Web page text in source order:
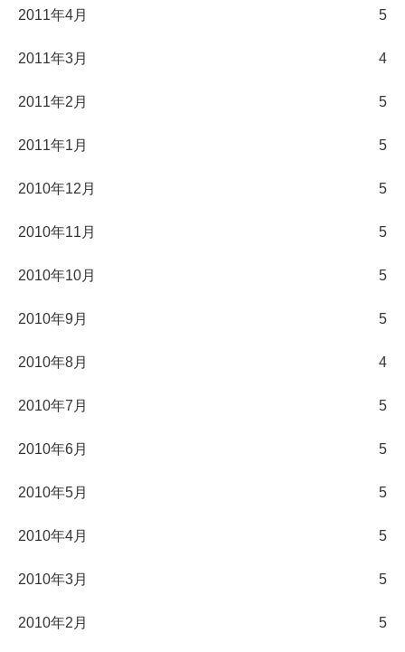
2011年4月 5
2011年3月 4
2011年2月 5
2011年1月 5
2010年12月 5
2010年11月 5
2010年10月 5
2010年9月 5
2010年8月 4
2010年7月 5
2010年6月 5
2010年5月 5
2010年4月 5
2010年3月 5
2010年2月 5